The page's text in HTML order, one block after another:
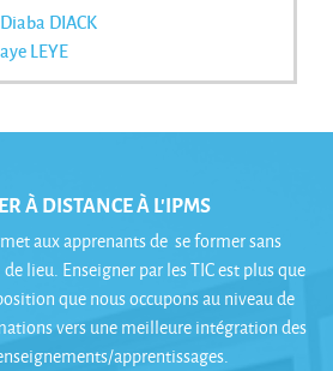
DIACK
LEYE
À DISTANCE À L'IPMS
aux apprenants de se former sans
lieu. Enseigner par les TIC est plus que
que nous occupons au niveau de
vers une meilleure intégration des
apprentissages.